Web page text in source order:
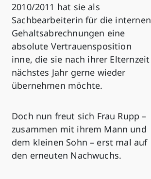
2010/2011 hat sie als
Sachbearbeiterin für die internen
Gehaltsabrechnungen eine
absolute Vertrauensposition
inne, die sie nach ihrer Elternzeit
nächstes Jahr gerne wieder
übernehmen möchte.
Doch nun freut sich Frau Rupp –
zusammen mit ihrem Mann und
dem kleinen Sohn – erst mal auf
den erneuten Nachwuchs.